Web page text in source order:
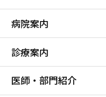
病院案内
診療案内
医師・部門紹介